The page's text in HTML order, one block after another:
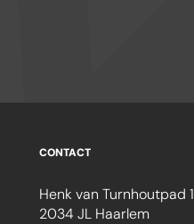
CONTACT
Henk van Turnhoutpad 1
2034 JL Haarlem